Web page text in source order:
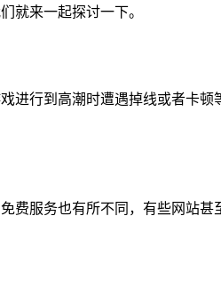
就来一起探讨一下。
行到高潮时遭遇掉线或者卡
服务也有所不同，有些网站